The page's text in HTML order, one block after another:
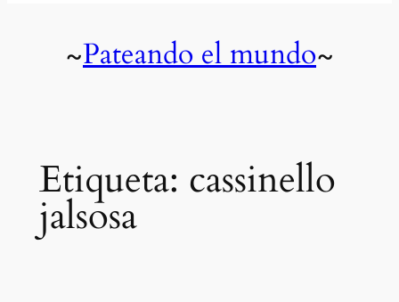
~Pateando el mundo~
Etiqueta: cassinello
jalsosa